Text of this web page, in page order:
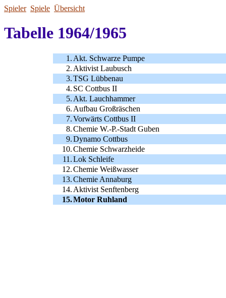
Spieler Spiele Übersicht
Tabelle 1964/1965
1. Akt. Schwarze Pumpe
2. Aktivist Laubusch
3.TSG Lübbenau
4. SC Cottbus II
5. Akt. Lauchhammer
6. Aufbau Großräschen
7.Vorwärts Cottbus II
8.Chemie W.-P.-Stadt Guben
9.Dynamo Cottbus
10.Chemie Schwarzheide
11.Lok Schleife
12.Chemie Weißwasser
13.Chemie Annaburg
14. Aktivist Senftenberg
15.Motor Ruhland